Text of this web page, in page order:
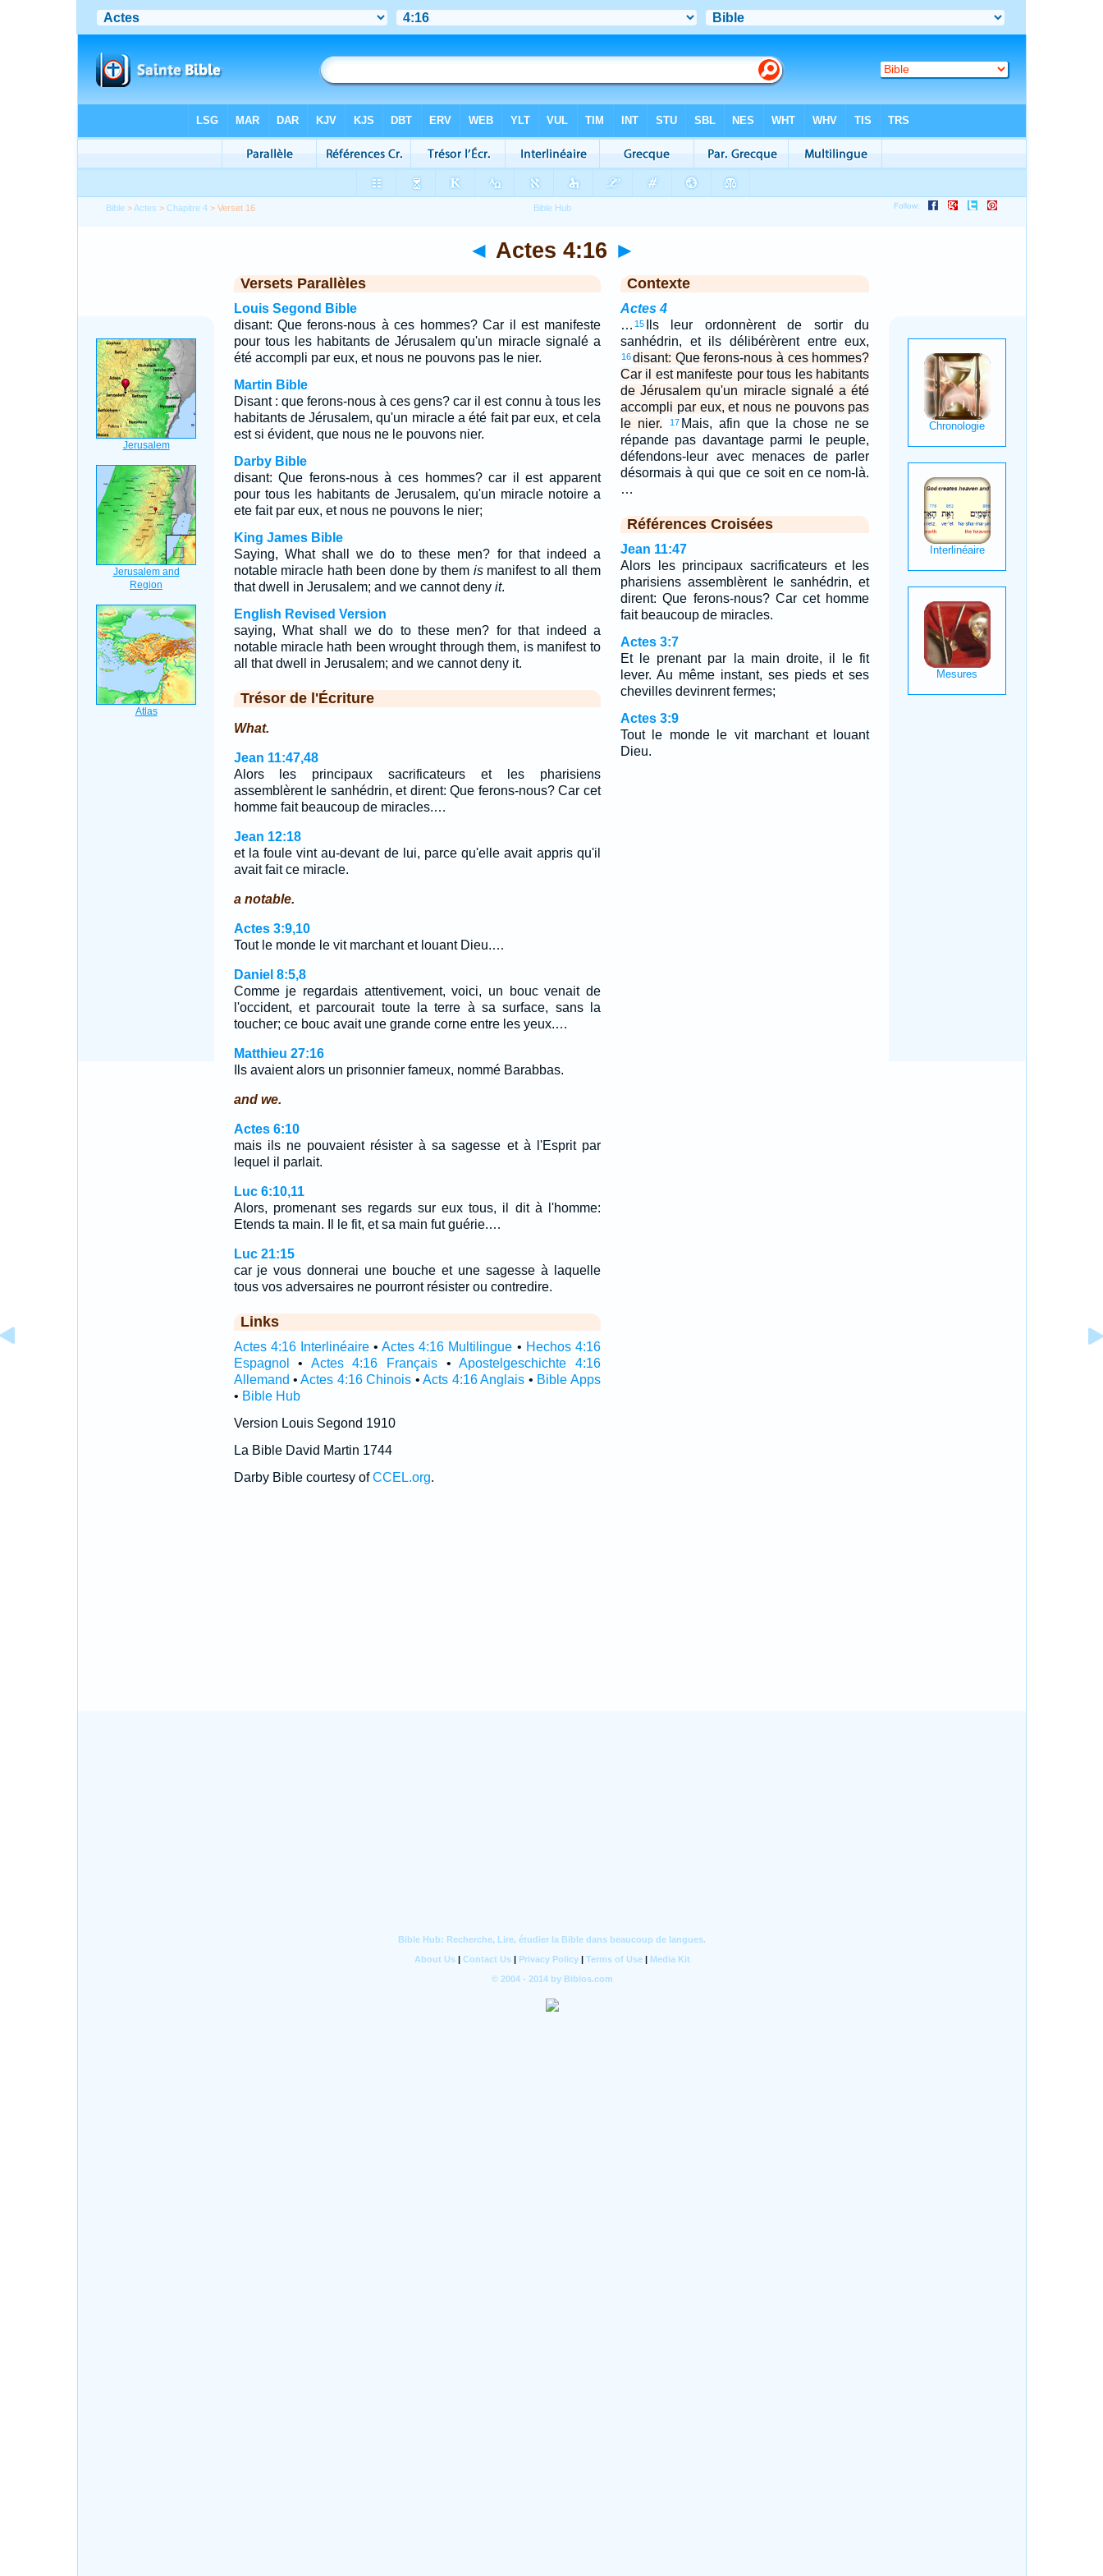
Bible >Actes >Chapitre 4 > Verset 16
◄ Actes 4:16 ►
Versets Parallèles
Louis Segond Bible
disant: Que ferons-nous à ces hommes? Car il est manifeste
pour tous les habitants de Jérusalem qu'un miracle signalé a
été accompli par eux, et nous ne pouvons pas le nier.
Martin Bible
Disant : que ferons-nous à ces gens? car il est connu à tous les
habitants de Jérusalem, qu'un miracle a été fait par eux, et cela
est si évident, que nous ne le pouvons nier.
Darby Bible
disant: Que ferons-nous à ces hommes? car il est apparent
pour tous les habitants de Jerusalem, qu'un miracle notoire a
ete fait par eux, et nous ne pouvons le nier;
King James Bible
Saying, What shall we do to these men? for that indeed a
notable miracle hath been done by them ismanifest to all them
that dwell in Jerusalem; and we cannot deny it.
English Revised Version
saying, What shall we do to these men? for that indeed a
notable miracle hath been wrought through them, is manifest to
all that dwell in Jerusalem; and we cannot deny it.
Trésor de l'Écriture
What.
Jean 11:47,48
Alors les principaux sacrificateurs et les pharisiens
assemblèrent le sanhédrin, et dirent: Que ferons-nous? Car cet
homme fait beaucoup de miracles.…
Jean 12:18
et la foule vint au-devant de lui, parce qu'elle avait appris qu'il
avait fait ce miracle.
a notable.
Actes 3:9,10
Tout le monde le vit marchant et louant Dieu.…
Daniel 8:5,8
Comme je regardais attentivement, voici, un bouc venait de
l'occident, et parcourait toute la terre à sa surface, sans la
toucher; ce bouc avait une grande corne entre les yeux.…
Matthieu 27:16
Ils avaient alors un prisonnier fameux, nommé Barabbas.
and we.
Actes 6:10
mais ils ne pouvaient résister à sa sagesse et à l'Esprit par
lequel il parlait.
Luc 6:10,11
Alors, promenant ses regards sur eux tous, il dit à l'homme:
Etends ta main. Il le fit, et sa main fut guérie.…
Luc 21:15
car je vous donnerai une bouche et une sagesse à laquelle
tous vos adversaires ne pourront résister ou contredire.
Links
Actes 4:16 Interlinéaire•Actes 4:16 Multilingue • Hechos 4:16
Espagnol
• Actes 4:16 Français •Apostelgeschichte 4:16
Allemand •Actes 4:16 Chinois •Acts 4:16 Anglais • Bible Apps
• Bible Hub
Version Louis Segond 1910
La Bible David Martin 1744
Darby Bible courtesy ofCCEL.org.
Contexte
Actes 4
… 15
Ils leur ordonnèrent de sortir du
sanhédrin, et ils délibérèrent entre eux,
16disant: Que ferons-nous à ces hommes?
Car il est manifeste pour tous les habitants
de Jérusalem qu'un miracle signalé a été
accompli par eux, et nous ne pouvons pas
le nier.
17 Mais, afin que la chose ne se
répande pas davantage parmi le peuple,
défendons-leur avec menaces de parler
désormais à qui que ce soit en ce nom-là.
…
Références Croisées
Jean 11:47
Alors les principaux sacrificateurs et les
pharisiens assemblèrent le sanhédrin, et
dirent: Que ferons-nous? Car cet homme
fait beaucoup de miracles.
Actes 3:7
Et le prenant par la main droite, il le fit
lever. Au même instant, ses pieds et ses
chevilles devinrent fermes;
Actes 3:9
Tout le monde le vit marchant et louant
Dieu.